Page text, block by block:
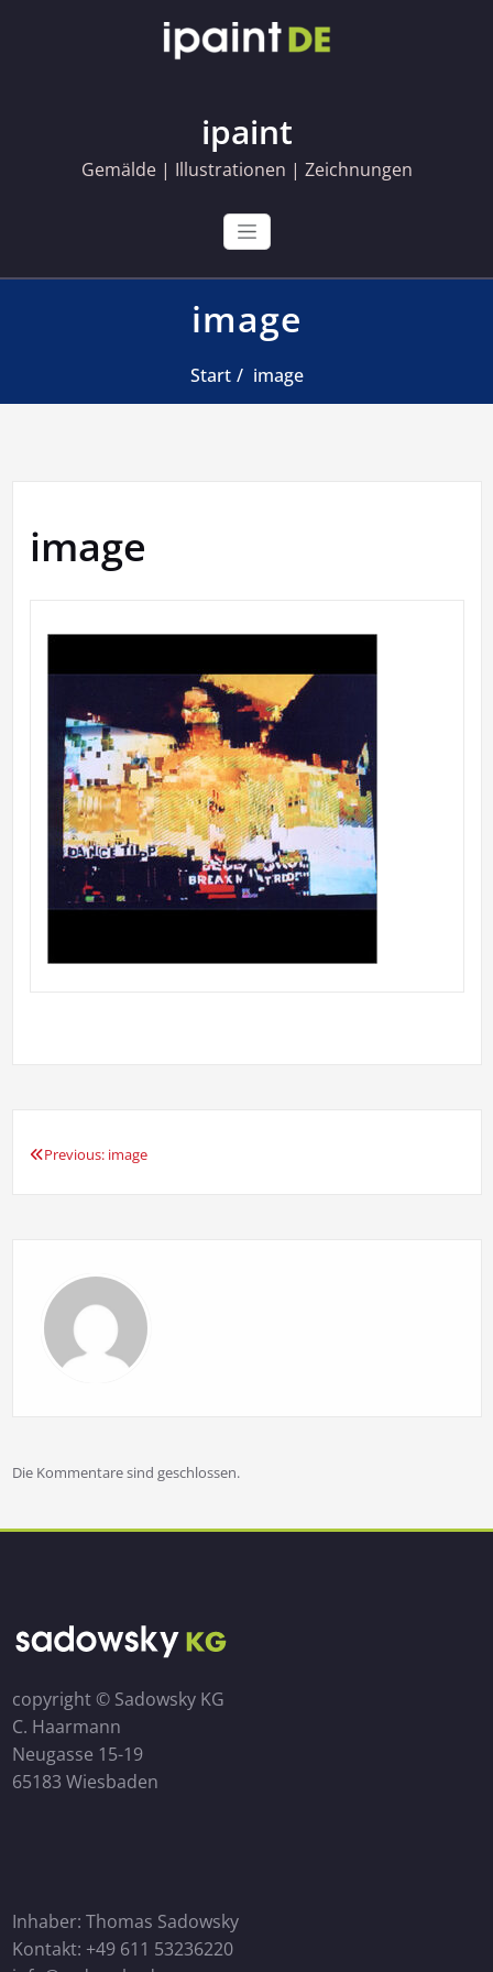
ipaint
Gemälde | Illustrationen | Zeichnungen
image
Start image
image
Beitragsnavigation
Previous: image
Die Kommentare sind geschlossen.
copyright © Sadowsky KG
C. Haarmann
Neugasse 15-19
65183 Wiesbaden
Inhaber: Thomas Sadowsky
Kontakt: +49 611 53236220